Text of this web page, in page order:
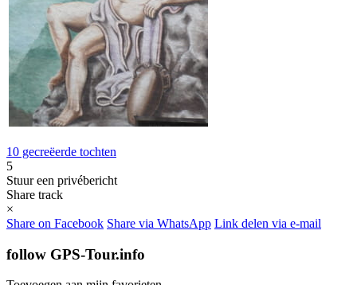
10 gecreëerde tochten
5
Stuur een privébericht
Share track
×
Share on Facebook Share via WhatsApp Link delen via e-mail
follow GPS-Tour.info